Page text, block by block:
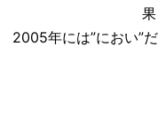
2005年には”におい”